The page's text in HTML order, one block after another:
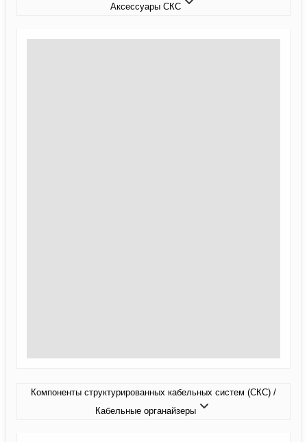
Аксессуары СКС
Компоненты структурированных кабельных систем (СКС) /
Кабельные органайзеры